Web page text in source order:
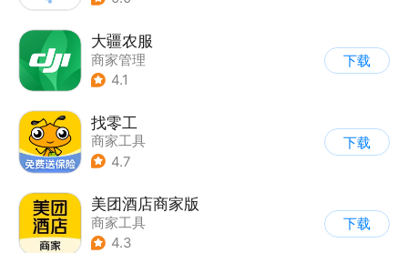
大疆农服
商家管理
4.1
下载
找零工
商家工具
4.7
下载
美团酒店商家版
商家工具
4.3
下载